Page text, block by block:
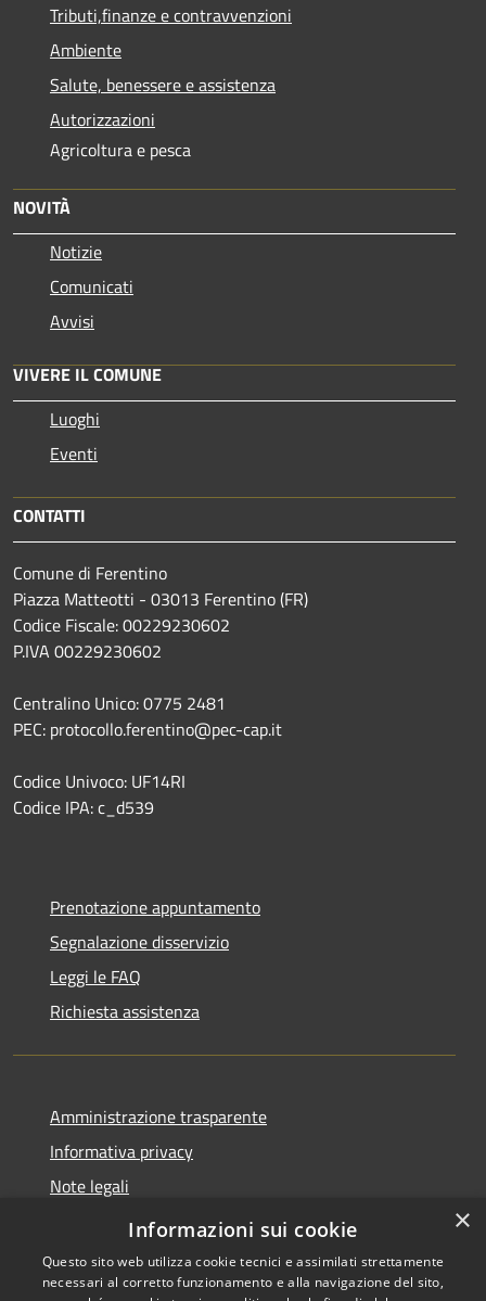
Tributi,finanze e contravvenzioni
Ambiente
Salute, benessere e assistenza
Autorizzazioni
Agricoltura e pesca
NOVITÀ
Notizie
Comunicati
Avvisi
VIVERE IL COMUNE
Luoghi
Eventi
CONTATTI
Comune di Ferentino
Piazza Matteotti - 03013 Ferentino (FR)
Codice Fiscale: 00229230602
P.IVA 00229230602
Centralino Unico: 0775 2481
PEC: protocollo.ferentino@pec-cap.it
Codice Univoco: UF14RI
Codice IPA: c_d539
Prenotazione appuntamento
Segnalazione disservizio
Leggi le FAQ
Richiesta assistenza
Amministrazione trasparente
Informativa privacy
Note legali
Dichiarazione di accessibilità
×
Informazioni sui cookie
Questo sito web utilizza cookie tecnici e assimilati strettamente
necessari al corretto funzionamento e alla navigazione del sito,